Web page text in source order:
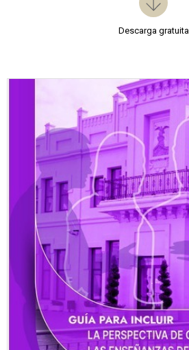
Descarga gratuita